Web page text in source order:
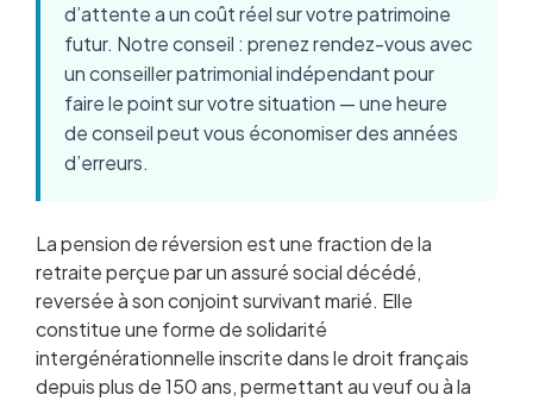
d’attente a un coût réel sur votre patrimoine
futur. Notre conseil : prenez rendez-vous avec
un conseiller patrimonial indépendant pour
faire le point sur votre situation — une heure
de conseil peut vous économiser des années
d’erreurs.
La pension de réversion est une fraction de la
retraite perçue par un assuré social décédé,
reversée à son conjoint survivant marié. Elle
constitue une forme de solidarité
intergénérationnelle inscrite dans le droit français
depuis plus de 150 ans, permettant au veuf ou à la